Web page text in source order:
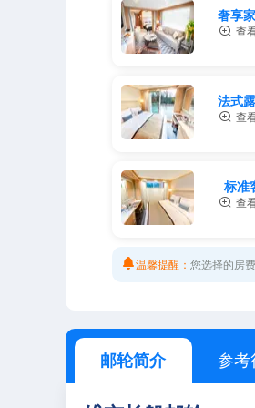
2人，人均单价
该套餐赠送畅游行境外旅
该套餐赠送环球通旅行意
两人间
2人，人均单价
维京签证套餐A
该套餐赠送畅游行境外旅
该套餐赠送环球通旅行意
奢享
 查
两人间
2人，人均单价
维京签证套餐A
该套餐赠送畅游行境外旅
该套餐赠送环球通旅行意
法式
 查
两人间（2层）
2人，人均单价
两人间（3层）
2人，人均单价
该套餐赠送畅游行境外旅
标准
 查
两人间
维京签证套餐A
该套餐赠送畅游行境外旅
温馨提醒： 您选择的房
邮轮简介 参考